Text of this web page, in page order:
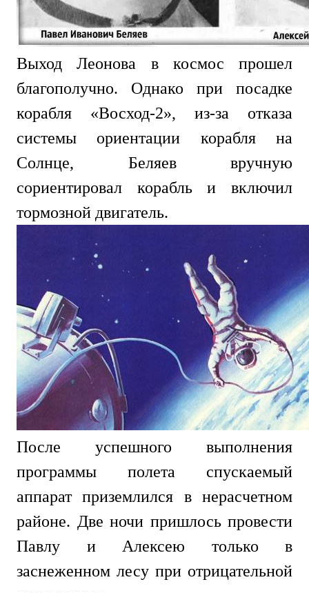
Выход Леонова в космос прошел
благополучно. Однако при посадке
корабля «Восход-2», из-за отказа
системы ориентации корабля на
Солнце, Беляев вручную
сориентировал корабль и включил
тормозной двигатель.
После успешного выполнения
программы полета спускаемый
аппарат приземлился в нерасчетном
районе. Две ночи пришлось провести
Павлу и Алексею только в
заснеженном лесу при отрицательной